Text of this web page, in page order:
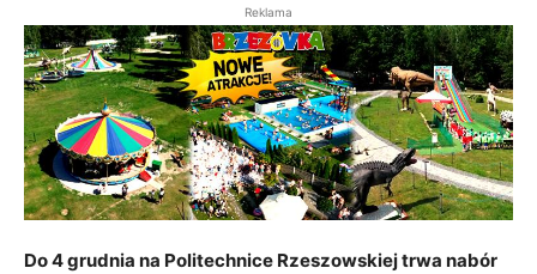
Reklama
Do 4 grudnia na Politechnice Rzeszowskiej trwa nabór